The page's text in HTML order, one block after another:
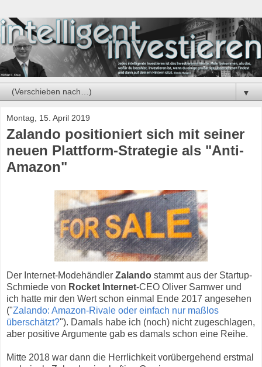
▼
Montag, 15. April 2019
Zalando positioniert sich mit seiner
neuen Plattform-Strategie als "Anti-
Amazon"
Der Internet-Modehändler Zalando stammt aus der Startup-
Schmiede von Rocket Internet-CEO Oliver Samwer und
ich hatte mir den Wert schon einmal Ende 2017 angesehen
("Zalando: Amazon-Rivale oder einfach nur maßlos
überschätzt?"). Damals habe ich (noch) nicht zugeschlagen,
aber positive Argumente gab es damals schon eine Reihe.
Mitte 2018 war dann die Herrlichkeit vorübergehend erstmal